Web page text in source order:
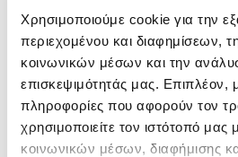
Χρησιμοποιούμε cookie για την
περιεχομένου και διαφημίσεων,
κοινωνικών μέσων και την
επισκεψιμότητάς μας. Επιπλέον,
πληροφορίες που αφορούν τον
χρησιμοποιείτε τον ιστότοπό μας
κοινωνικών μέσων, διαφήμισης